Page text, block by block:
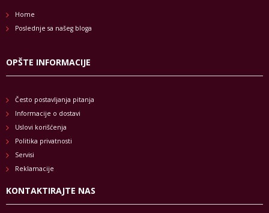
Home
Poslednje sa našeg bloga
OPŠTE INFORMACIJE
Često postavljanja pitanja
Informacije o dostavi
Uslovi korišćenja
Politika privatnosti
Servisi
Reklamacije
KONTAKTIRAJTE NAS